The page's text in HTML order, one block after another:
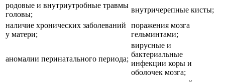
родовые и внутриутробные травмы
головы;
внутричерепные кисты;
наличие хронических заболеваний
у матери;
поражения мозга
гельминтами;
аномалии перинатального периода;
вирусные и
бактериальные
инфекции коры и
оболочек мозга;